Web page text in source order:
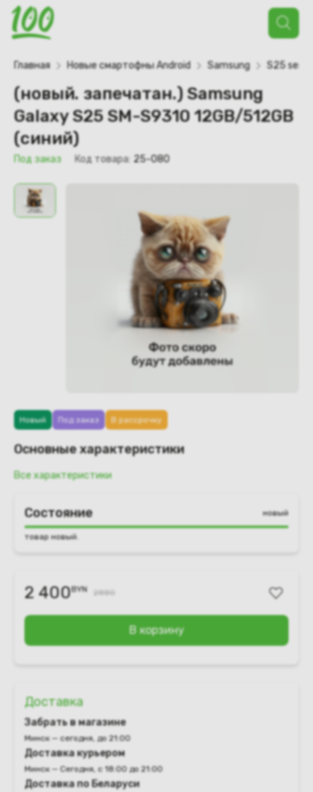
Поиск
товаров
Главная Новые смартофны Android Samsung S25
(новый. запечатан.) Samsung
Galaxy S25 SM-S9310 12GB/512GB
(синий)
Под заказ Код товара: 25-080
Новый Под заказ В рассрочку
Основные характеристики
Все характеристики
Состояние новый
товар новый.
2 400BYN 2880
В корзину
Доставка
Забрать в магазине
Минск — сегодня, до 21:00
Доставка курьером
Минск — Сегодня, с 18:00 до 21:00
Доставка по Беларуси